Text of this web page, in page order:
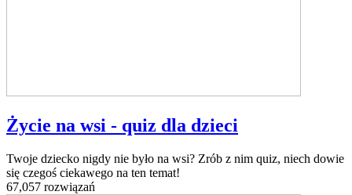
Życie na wsi - quiz dla dzieci
Twoje dziecko nigdy nie było na wsi? Zrób z nim quiz, niech dowie
się czegoś ciekawego na ten temat!
67,057 rozwiązań